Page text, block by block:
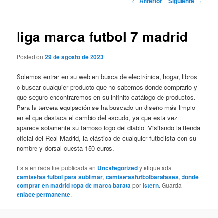
liga marca futbol 7 madrid
Posted on29 de agosto de 2023
Solemos entrar en su web en busca de electrónica, hogar, libros
o buscar cualquier producto que no sabemos donde comprarlo y
que seguro encontraremos en su infinito catálogo de productos.
Para la tercera equipación se ha buscado un diseño más limpio
en el que destaca el cambio del escudo, ya que esta vez
aparece solamente su famoso logo del diablo. Visitando la tienda
oficial del Real Madrid, la elástica de cualquier futbolista con su
nombre y dorsal cuesta 150 euros.
Esta entrada fue publicada en Uncategorizedy etiquetada
camisetas futbol para sublimar,camisetasfutbolbaratases,donde
comprar en madrid ropa de marca barataporistern. Guarda
enlace permanente.